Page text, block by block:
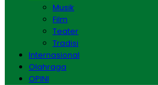
Musik
Film
Teater
Tradisi
Internasional
Olahraga
OPINI